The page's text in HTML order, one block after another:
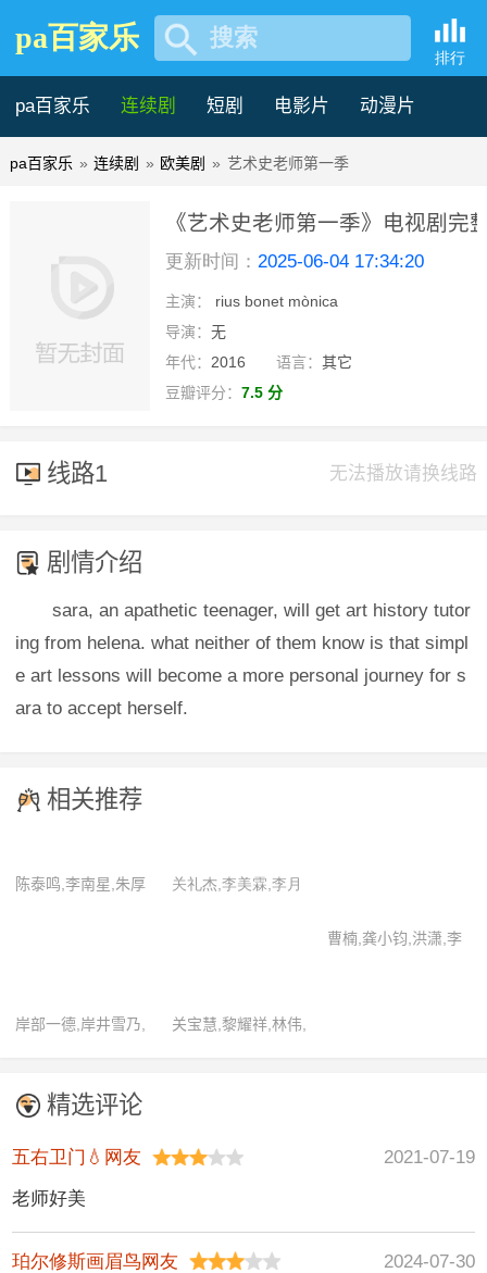
pa百家乐 搜索
排行
pa百家乐 连续剧 短剧 电影片 动漫片
记录片 综艺片
pa百家乐 » 连续剧 » 欧美剧 » 艺术史老师第一季
《艺术史老师第一季》电视剧完
百家乐
更新时间： 2025-06-04 17:34:20
主演：
rius bonet mònica
导演： 无
年代： 2016 语言： 其它
豆瓣评分： 7.5 分
线路1 无法播放请换线路
剧情介绍
sara, an apathetic teenager, will get art history tutor
ing from helena. what neither of them know is that simpl
e art lessons will become a more personal journey for s
ara to accept herself.
相关推荐
陈泰鸣,李南星,朱厚
关礼杰,李美霖,李月
曹楠,龚小钧,洪潇,李
岸部一德,岸井雪乃,
一,马场彻,马场园梓,
木村文乃,片桐仁,青
本润,藤本隆宏,香川
照之,笑福亭鹤瓶,映
美藏良,中岛裕翔,佐
关宝慧,黎耀祥,林伟,
精选评论
五右卫门💧网友
2021-07-19
老师好美
珀尔修斯画眉鸟网友
2024-07-30